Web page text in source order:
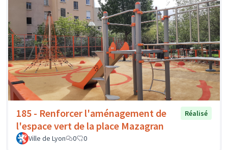
185 - Renforcer l'aménagement de
l'espace vert de la place Mazagran
Réalisé
Ville de Lyon 0 0